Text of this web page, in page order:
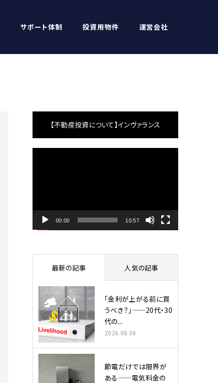
サポート体制 投資用物件 運営会社
【不動産投資について】インヴァランス
ー
00:00 10:57
最新の記事 人気の記事
「金利が上がる前に買
うべき？」——20代・30
代の...
2026.08.06
節電だけでは限界が
ある——電気料金の